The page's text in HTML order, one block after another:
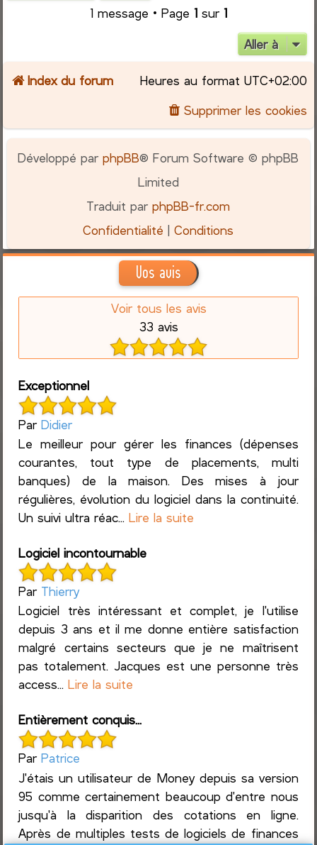
1 message • Page 1 sur 1
Aller à
Index du forum Heures au format UTC+02:00
Supprimer les cookies
Développé parphpBB® Forum Software © phpBB
Limited
Traduit parphpBB-fr.com
Confidentialité |Conditions
Vos avis
Voir tous les avis
33 avis
Exceptionnel
ParDidier
Le meilleur pour gérer les finances (dépenses
courantes, tout type de placements, multi
banques) de la maison. Des mises à jour
régulières, évolution du logiciel dans la continuité.
Un suivi ultra réac...Lire la suite
Logiciel incontournable
Par Thierry
Logiciel très intéressant et complet, je l'utilise
depuis 3 ans et il me donne entière satisfaction
malgré certains secteurs que je ne maîtrisent
pas totalement. Jacques est une personne très
access...Lire la suite
Entièrement conquis...
ParPatrice
J'étais un utilisateur de Money depuis sa version
95 comme certainement beaucoup d'entre nous
jusqu'à la disparition des cotations en ligne.
Après de multiples tests de logiciels de finances